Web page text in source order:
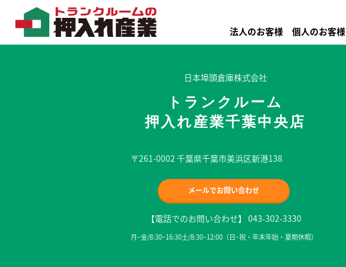
法人のお客様 個人のお客様
日本埠頭倉庫株式会社
トランクルーム
押入れ産業千葉中央店
〒261-0002 千葉県千葉市美浜区新港138
メールでお問い合わせ
【電話でのお問い合わせ】 043-302-3330
月~金/8:30~16:30土/8:30~12:00（日･祝・年末年始・夏期休暇）